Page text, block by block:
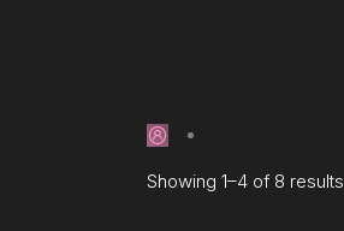
Showing 1–4 of 8 results